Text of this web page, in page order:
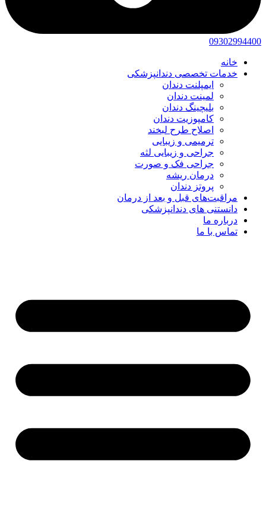
09302994400
خانه
خدمات تخصصی دندانپزشکی
ایمپلنت دندان
لمینت دندان
بلیچینگ دندان
کامپوزیت دندان
اصلاح طرح لبخند
ترمیمی و زیبایی
جراحی و زیبایی لثه
جراحی فک و صورت
درمان ریشه
پروتز دندان
مراقبت‌های قبل و بعد از درمان
دانستنی های دندانپزشکی
درباره ما
تماس با ما